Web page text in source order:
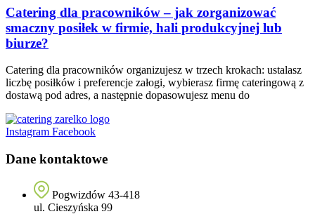
Catering dla pracowników – jak zorganizować
smaczny posiłek w firmie, hali produkcyjnej lub
biurze?
Catering dla pracowników organizujesz w trzech krokach: ustalasz
liczbę posiłków i preferencje załogi, wybierasz firmę cateringową z
dostawą pod adres, a następnie dopasowujesz menu do
Instagram Facebook
Dane kontaktowe
Pogwizdów 43-418
ul. Cieszyńska 99